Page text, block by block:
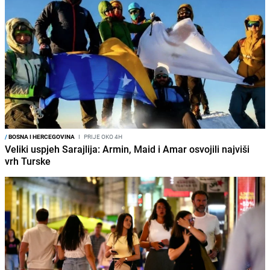
/BOSNA I HERCEGOVINA I PRIJE OKO 4H
Veliki uspjeh Sarajlija: Armin, Maid i Amar osvojili najviši
vrh Turske